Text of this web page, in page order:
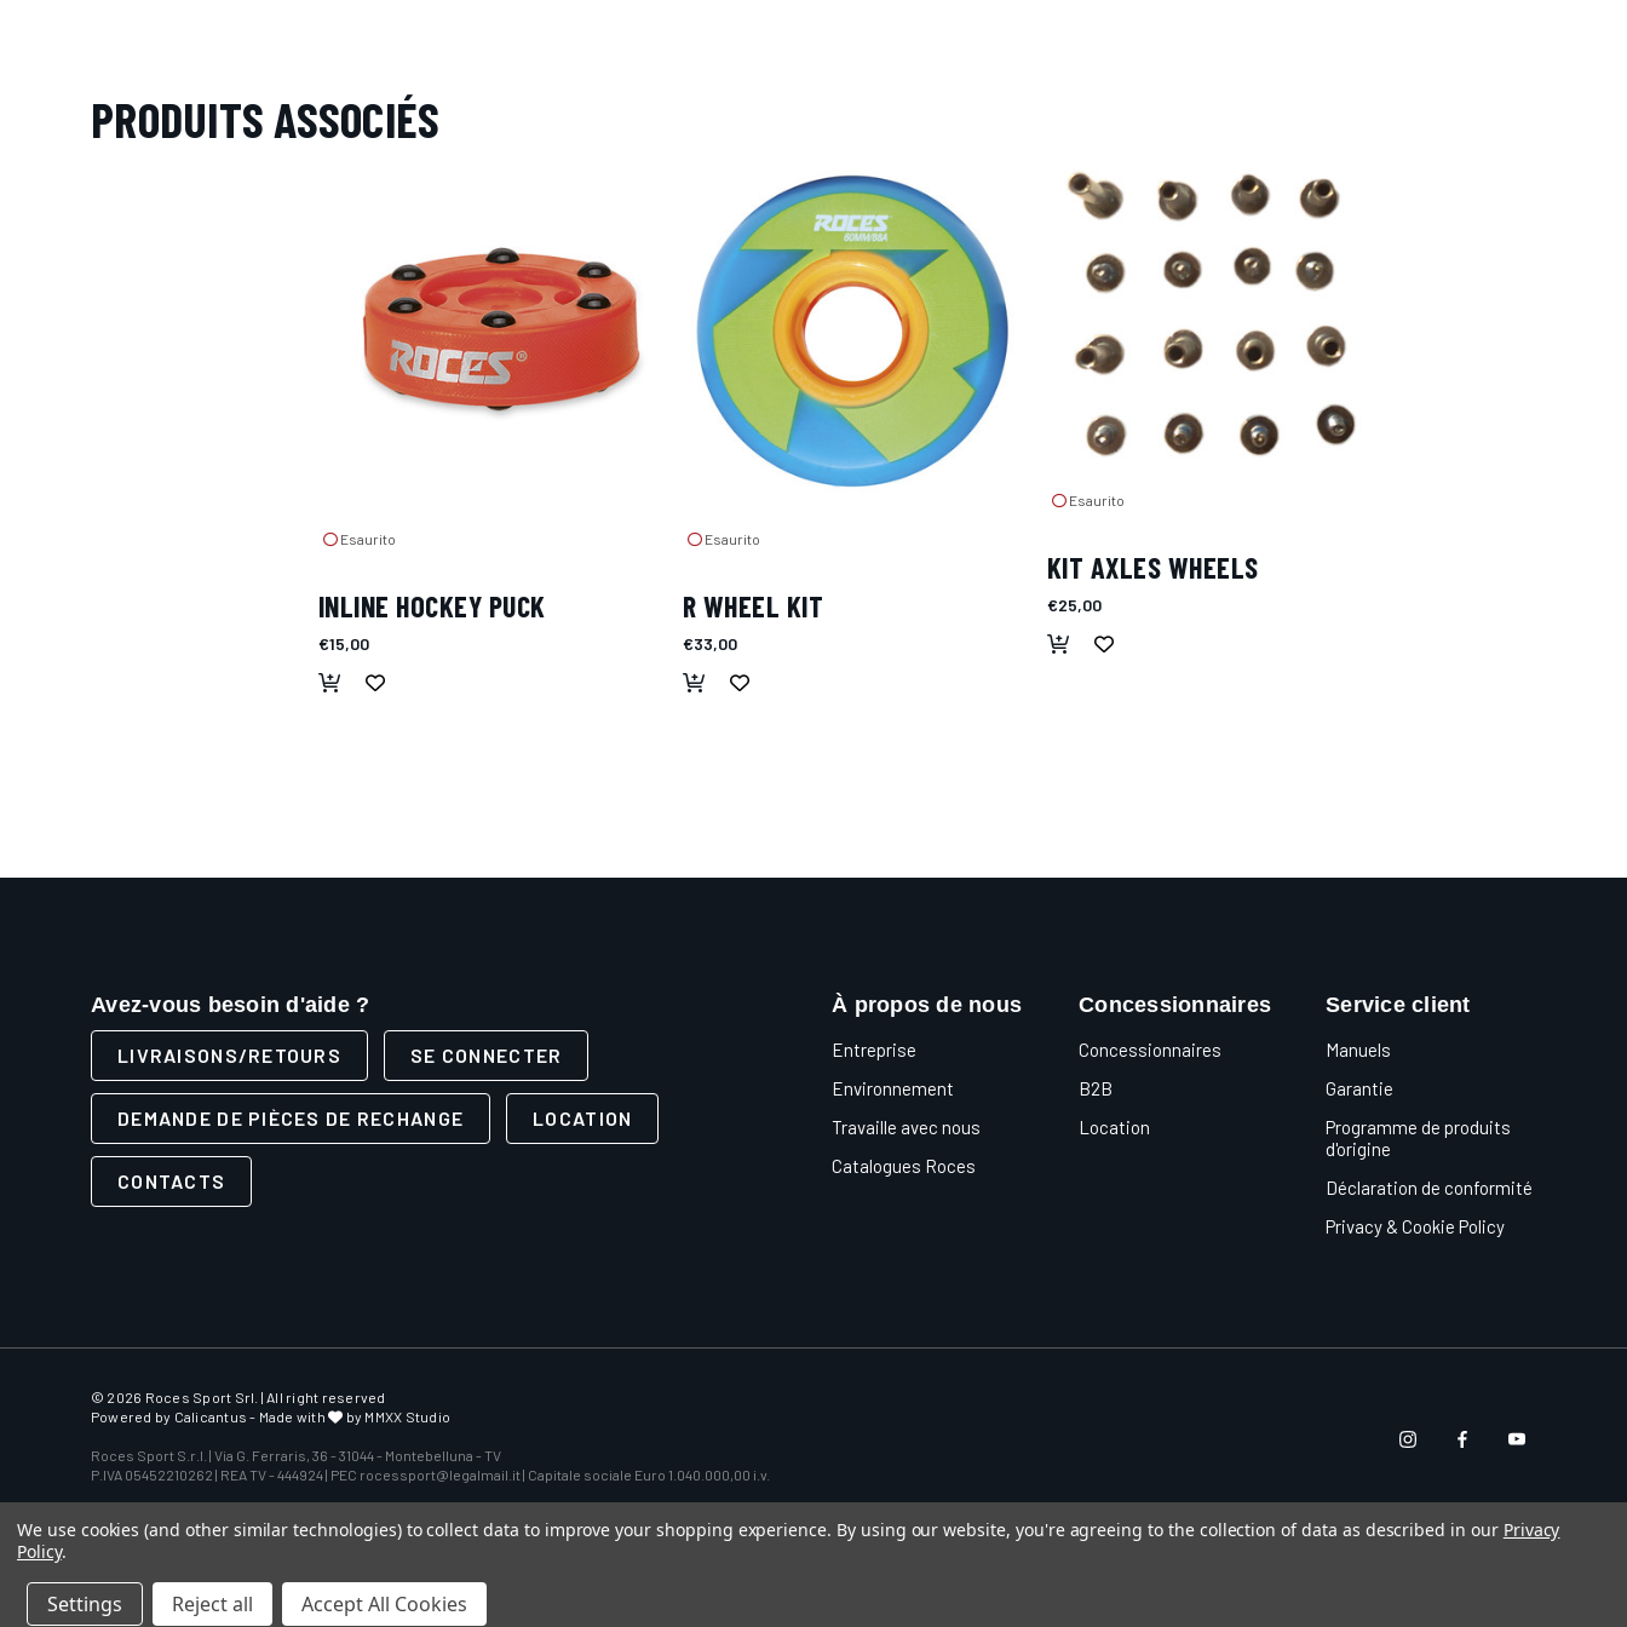
PRODUITS ASSOCIÉS
Esaurito
INLINE HOCKEY PUCK
€15,00
Esaurito
R WHEEL KIT
€33,00
Esaurito
KIT AXLES WHEELS
€25,00
Avez-vous besoin d'aide ?
LIVRAISONS/RETOURS SE CONNECTER
DEMANDE DE PIÈCES DE RECHANGE LOCATION
CONTACTS
À propos de nous
Entreprise
Environnement
Travaille avec nous
Catalogues Roces
Concessionnaires
Concessionnaires
B2B
Location
Service client
Manuels
Garantie
Programme de produits
d'origine
Déclaration de conformité
Privacy & Cookie Policy
© 2026 Roces Sport Srl. | All right reserved
Powered by Calicantus - Made with by MMXX Studio
Roces Sport S.r.l. | Via G. Ferraris, 36 - 31044 - Montebelluna - TV
P.IVA 05452210262 | REA TV - 444924 | PEC rocessport@legalmail.it | Capitale sociale Euro 1.040.000,00 i.v.
We use cookies (and other similar technologies) to collect data to improve your shopping experience. By using our website, you're agreeing to the collection of data as described in our Privacy
Policy.
Settings Reject all Accept All Cookies